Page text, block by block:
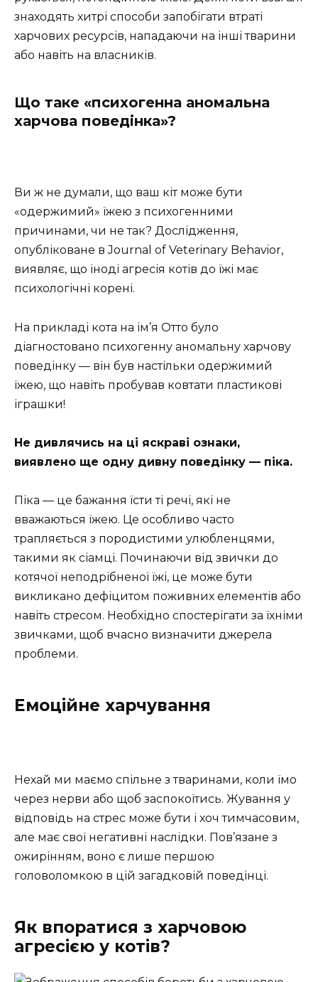
знаходять хитрі способи запобігати втраті
харчових ресурсів, нападаючи на інші тварини
або навіть на власників.
Що таке «психогенна аномальна
харчова поведінка»?
Ви ж не думали, що ваш кіт може бути
«одержимий» їжею з психогенними
причинами, чи не так? Дослідження,
опубліковане в Journal of Veterinary Behavior,
виявляє, що іноді агресія котів до їжі має
психологічні корені.
На прикладі кота на ім’я Отто було
діагностовано психогенну аномальну харчову
поведінку — він був настільки одержимий
їжею, що навіть пробував ковтати пластикові
іграшки!
Не дивлячись на ці яскраві ознаки,
виявлено ще одну дивну поведінку — піка.
Піка — це бажання їсти ті речі, які не
вважаються їжею. Це особливо часто
трапляється з породистими улюбленцями,
такими як сіамці. Починаючи від звички до
котячої неподрібненої їжі, це може бути
викликано дефіцитом поживних елементів або
навіть стресом. Необхідно спостерігати за їхніми
звичками, щоб вчасно визначити джерела
проблеми.
Емоційне харчування
Нехай ми маємо спільне з тваринами, коли їмо
через нерви або щоб заспокоїтись. Жування у
відповідь на стрес може бути і хоч тимчасовим,
але має свої негативні наслідки. Пов’язане з
ожирінням, воно є лише першою
головоломкою в цій загадковій поведінці.
Як впоратися з харчовою
агресією у котів?